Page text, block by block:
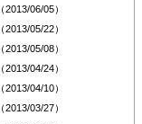
（2013/06/05）
（2013/05/22）
（2013/05/08）
（2013/04/24）
（2013/04/10）
（2013/03/27）